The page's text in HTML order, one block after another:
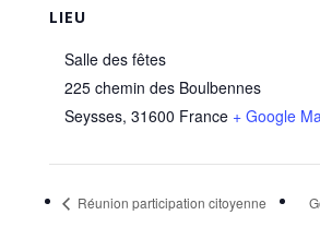
LIEU
Salle des fêtes
225 chemin des Boulbennes
Seysses, 31600 France + Google
Réunion participation citoyenne